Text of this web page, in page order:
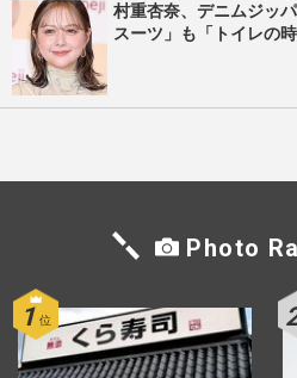
村重杏奈、デニムジッ
スーツ」も「トイレの
Photo